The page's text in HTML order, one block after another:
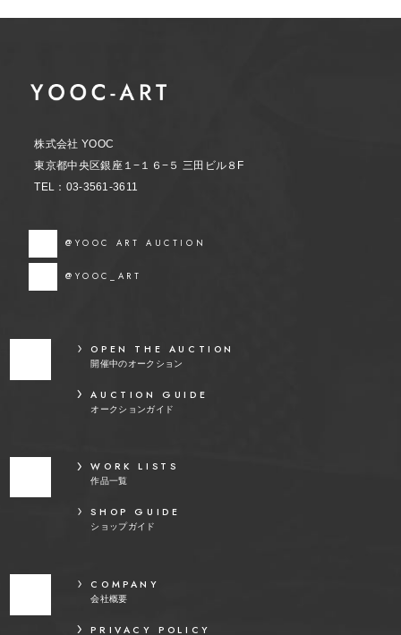
株式会社 YOOC
東京都中央区銀座１−１６−５ 三田ビル８F
TEL：03-3561-3611
@YOOC ART AUCTION
@YOOC_ART
OPEN THE AUCTION
開催中のオークション
AUCTION GUIDE
オークションガイド
WORK LISTS
作品一覧
SHOP GUIDE
ショップガイド
COMPANY
会社概要
PRIVACY POLICY